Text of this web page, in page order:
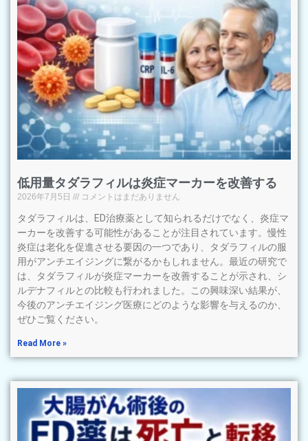
低用量タダラフィルは炎症マーカーを改善する
2026年7月5日 コメントはまだありません
タダラフィルは、ED治療薬として知られるだけでなく、炎症マ
ーカーを改善する可能性があることが注目されています。慢性
炎症は老化を促進させる要因の一つであり、タダラフィルの服
用がアンチエイジングに繋がるかもしれません。最近の研究で
は、タダラフィルが炎症マーカーを改善することが示され、シ
ルデナフィルとの比較も行われました。この興味深い結果が、
今後のアンチエイジング医療にどのような影響を与えるのか、
ぜひご覧ください。
Read More »